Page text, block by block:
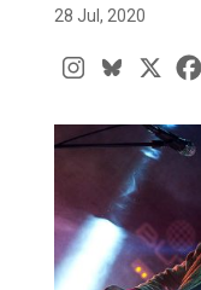
28 Jul, 2020